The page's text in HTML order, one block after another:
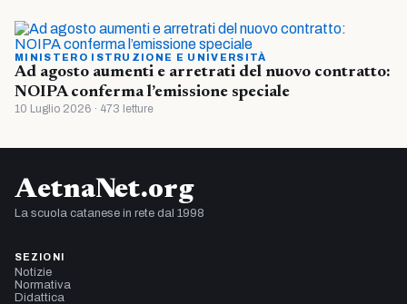
MINISTERO ISTRUZIONE E UNIVERSITÀ
Ad agosto aumenti e arretrati del nuovo contratto:
NOIPA conferma l’emissione speciale
10 Luglio 2026 · 473 letture
AetnaNet.org
La scuola catanese in rete dal 1998
SEZIONI
Notizie
Normativa
Didattica